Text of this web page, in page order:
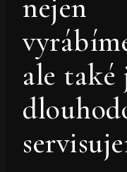
nejen
ale také